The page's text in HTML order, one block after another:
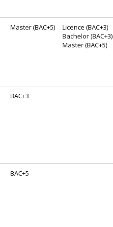
Master (BAC+5)
Licence (BAC+3)
Bachelor (BAC+3)
Master (BAC+5)
BAC+3
BAC+5